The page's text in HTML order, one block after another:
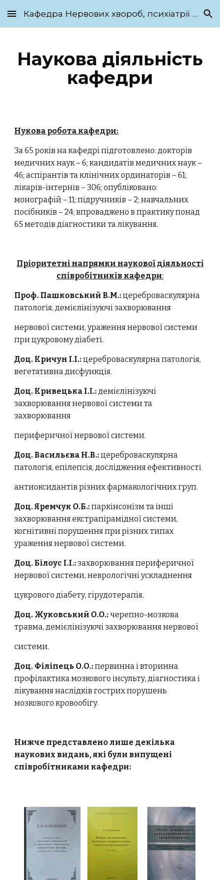
Skip to main content Skip to navigation
Кафедра Нервових хвороб, психіатрії та медичної психології ім. С.М. Савенка
Наукова діяльність
кафедри
Нукова робота кафедри:
За 65 років на кафедрі підготовлено: докторів
медичних наук – 6; кандидатів медичних наук –
46; аспірантів та клінічних ординаторів – 61;
лікарів-інтернів – 306; опубліковано:
монографій – 11; підручників – 2; навчальних
посібників – 24; впроваджено в практику понад
65 методів діагностики та лікування.
Пріоритетні напрямки наукової діяльності
співробітників кафедри:
Проф. Пашковський В.М.:цереброваскулярна
патологія, демієлінізуючі захворювання
нервової системи, ураження нервової системи
при цукровому діабеті.
Доц. Кричун І.І.:цереброваскулярна патологія,
вегетативна дисфункція.
Доц. Кривецька І.І.:демієлінізуючі
захворювання нервової системи та
захворювання
периферичної нервової системи.
Доц. Васильєва Н.В.:цереброваскулярна
патологія, епілепсія, дослідження ефективності
антиоксидантів різних фармакологічних груп.
Доц. Яремчук О.Б.:паркінсонізм та інші
захворювання екстрапірамідної системи,
когнітивні порушення при різних типах
ураження нервової системи.
Доц. Білоус І.І.:захворювання периферичної
нервової системи, неврологічні ускладнення
цукрового діабету, гірудотерапія.
Доц. Жуковський О.О.:черепно-мозкова
травма, демієлінізуючі захворювання нервової
системи.
Доц. Філіпець О.О.:первинна і вторинна
профілактика мозкового інсульту, діагностика і
лікування наслідків гострих порушень
мозкового кровообігу.
Нижче представлено лише декілька
наукових видань, які були випущені
співробітниками кафедри: